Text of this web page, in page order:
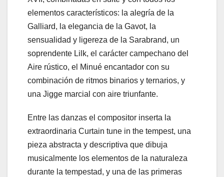
elementos característicos: la alegría de la
Galliard, la elegancia de la Gavot, la
sensualidad y ligereza de la Sarabrand, un
soprendente Lilk, el carácter campechano del
Aire rústico, el Minué encantador con su
combinación de ritmos binarios y ternarios, y
una Jigge marcial con aire triunfante.
Entre las danzas el compositor inserta la
extraordinaria Curtain tune in the tempest, una
pieza abstracta y descriptiva que dibuja
musicalmente los elementos de la naturaleza
durante la tempestad, y una de las primeras